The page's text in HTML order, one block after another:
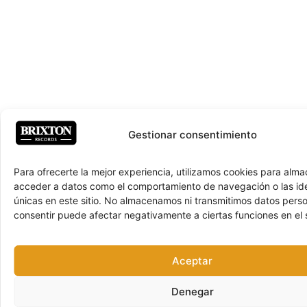
Gestionar consentimiento
Para ofrecerte la mejor experiencia, utilizamos cookies para
acceder a datos como el comportamiento de navegación o las
únicas en este sitio. No almacenamos ni transmitimos datos
consentir puede afectar negativamente a ciertas funciones en el
Aceptar
Denegar